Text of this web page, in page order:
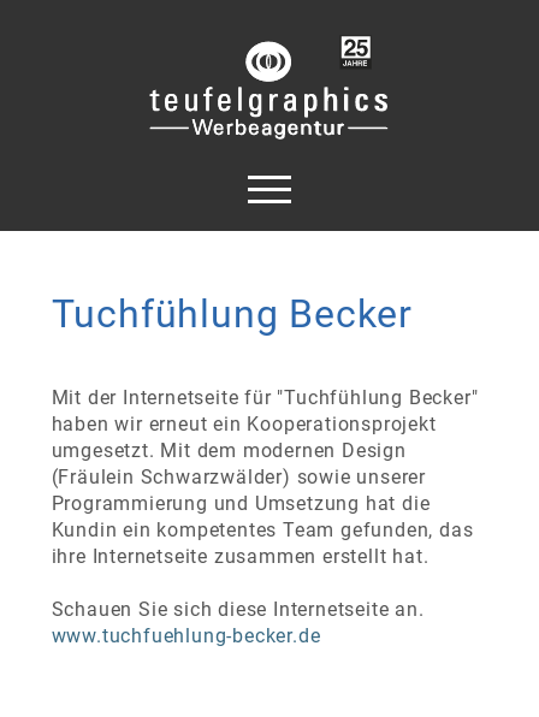
Tuchfühlung Becker
Mit der Internetseite für "Tuchfühlung Becker"
haben wir erneut ein Kooperationsprojekt
umgesetzt. Mit dem modernen Design
(Fräulein Schwarzwälder) sowie unserer
Programmierung und Umsetzung hat die
Kundin ein kompetentes Team gefunden, das
ihre Internetseite zusammen erstellt hat.
Schauen Sie sich diese Internetseite an.
www.tuchfuehlung-becker.de